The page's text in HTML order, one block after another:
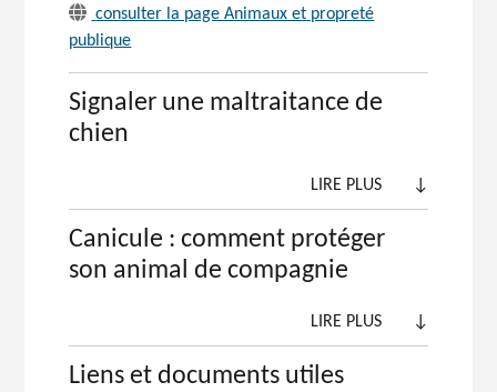
consulter la page Animaux et propreté
publique
Signaler une maltraitance de
chien
LIRE PLUS ↓
Canicule : comment protéger
son animal de compagnie
LIRE PLUS ↓
Liens et documents utiles